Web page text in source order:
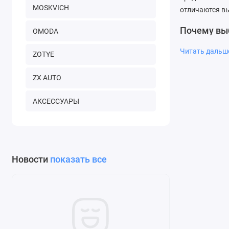
MOSKVICH
OMODA
ZOTYE
ZX AUTO
АКСЕССУАРЫ
Новости показать все
отличаются
Почему
Читать